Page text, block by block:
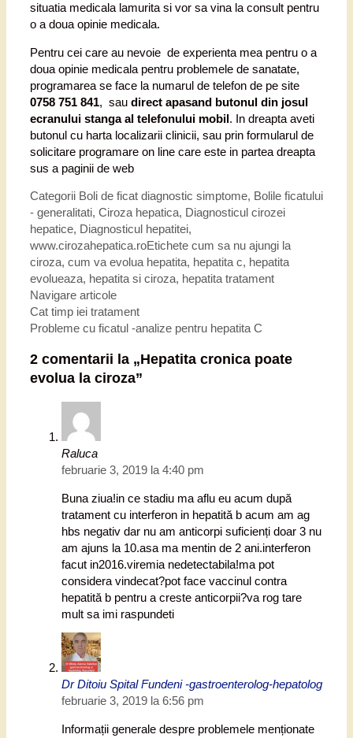
situatia medicala lamurita si vor sa vina la consult pentru
o a doua opinie medicala.
Pentru cei care au nevoie de experienta mea pentru o a
doua opinie medicala pentru problemele de sanatate,
programarea se face la numarul de telefon de pe site
0758 751 841, sau direct apasand butonul din josul
ecranului stanga al telefonului mobil. In dreapta aveti
butonul cu harta localizarii clinicii, sau prin formularul de
solicitare programare on line care este in partea dreapta
sus a paginii de web
Categorii Boli de ficat diagnostic simptome, Bolile ficatului
- generalitati, Ciroza hepatica, Diagnosticul cirozei
hepatice, Diagnosticul hepatitei,
www.cirozahepatica.roEtichete cum sa nu ajungi la
ciroza, cum va evolua hepatita, hepatita c, hepatita
evolueaza, hepatita si ciroza, hepatita tratament
Navigare articole
Cat timp iei tratament
Probleme cu ficatul -analize pentru hepatita C
2 comentarii la „Hepatita cronica poate
evolua la ciroza”
Raluca
februarie 3, 2019 la 4:40 pm
Buna ziua!in ce stadiu ma aflu eu acum după
tratament cu interferon in hepatită b acum am ag
hbs negativ dar nu am anticorpi suficienți doar 3 nu
am ajuns la 10.asa ma mentin de 2 ani.interferon
facut in2016.viremia nedetectabila!ma pot
considera vindecat?pot face vaccinul contra
hepatită b pentru a creste anticorpii?va rog tare
mult sa imi raspundeti
Dr Ditoiu Spital Fundeni -gastroenterolog-hepatolog
februarie 3, 2019 la 6:56 pm
Informații generale despre problemele menționate